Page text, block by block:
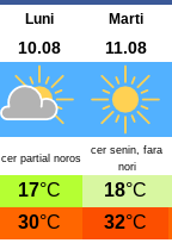
Luni Marti
10.08 11.08
cer partial noros
cer senin, fara
nori
17°C 18°C
30°C 32°C